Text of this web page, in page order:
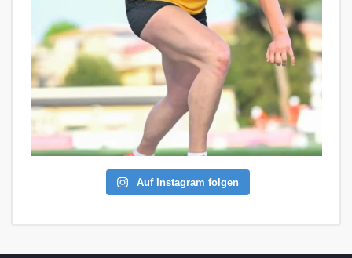
Auf Instagram folgen